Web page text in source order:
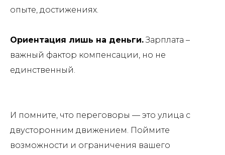
опыте, достижениях.
Ориентация лишь на деньги.Зарплата –
важный фактор компенсации, но не
единственный.
И помните, что переговоры — это улица с
двусторонним движением. Поймите
возможности и ограничения вашего